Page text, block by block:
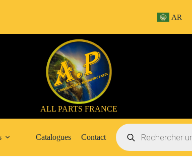
AR
ALL PARTS FRANCE
Catalogues Contact
Recherche
de
produits